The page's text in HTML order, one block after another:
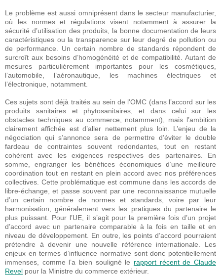
Le problème est aussi omniprésent dans le secteur manufacturier,
où les normes et régulations visent notamment à assurer la
sécurité d’utilisation des produits, la bonne documentation de leurs
caractéristiques ou la transparence sur leur degré de pollution ou
de performance. Un certain nombre de standards répondent de
surcroît aux besoins d’homogénéité et de compatibilité. Autant de
mesures particulièrement importantes pour les cosmétiques,
l’automobile, l’aéronautique, les machines électriques et
l’électronique, notamment.
Ces sujets sont déjà traités au sein de l’OMC (dans l’accord sur les
produits sanitaires et phytosanitaires, et dans celui sur les
obstacles techniques au commerce, notamment), mais l’ambition
clairement affichée est d’aller nettement plus loin. L’enjeu de la
négociation qui s’annonce sera de permettre d’éviter le double
fardeau de contraintes souvent redondantes, tout en restant
cohérent avec les exigences respectives des partenaires. En
somme, engranger les bénéfices économiques d’une meilleure
coordination tout en restant en plein accord avec nos préférences
collectives. Cette problématique est commune dans les accords de
libre-échange, et passe souvent par une reconnaissance mutuelle
d’un certain nombre de normes et standards, voire par leur
harmonisation, généralement vers les pratiques du partenaire le
plus puissant. Pour l’UE, il s’agit pour la première fois d’un projet
d’accord avec un partenaire comparable à la fois en taille et en
niveau de développement. En outre, les points d’accord pourraient
prétendre à devenir une nouvelle référence internationale. Les
enjeux en termes d’influence normative sont donc potentiellement
immenses, comme l’a bien souligné le rapport récent de Claude
Revel pour la Ministre du commerce extérieur.